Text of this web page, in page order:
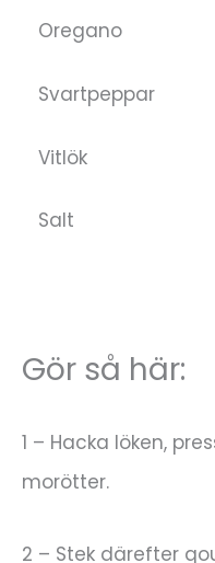
Oregano
Svartpeppar
Vitlök
Salt
Gör så här:
1 – Hacka löken,
morötter.
2 – Stek därefter